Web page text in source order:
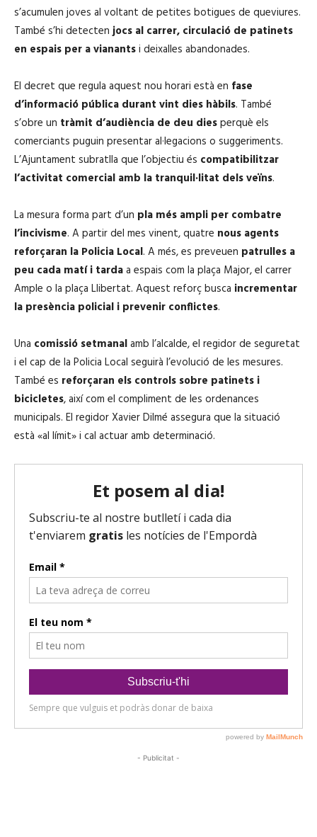
s’acumulen joves al voltant de petites botigues de queviures.
També s’hi detectenjocs al carrer, circulació de patinets
en espais per a vianantsi deixalles abandonades.
El decret que regula aquest nou horari està en fase
d’informació pública durant vint dies hàbils. També
s’obre un tràmit d’audiència de deu diesperquè els
comerciants puguin presentar al·legacions o suggeriments.
L’Ajuntament subratlla que l’objectiu és compatibilitzar
l’activitat comercial amb la tranquil·litat dels veïns.
La mesura forma part d’un pla més ampli per combatre
l’incivisme. A partir del mes vinent, quatre nous agents
reforçaran la Policia Local. A més, es preveuen patrulles a
peu cada matí i tardaa espais com la plaça Major, el carrer
Ample o la plaça Llibertat. Aquest reforç busca incrementar
la presència policial i prevenir conflictes.
Una comissió setmanalamb l’alcalde, el regidor de seguretat
i el cap de la Policia Local seguirà l’evolució de les mesures.
També es reforçaran els controls sobre patinets i
bicicletes, així com el compliment de les ordenances
municipals. El regidor Xavier Dilmé assegura que la situació
està «al límit» i cal actuar amb determinació.
- Publicitat -